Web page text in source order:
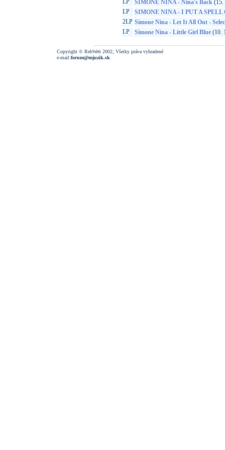
LP SIMONE NINA - Nina's Back (15.
LP
SIMONE NINA - I PUT A SPELL
2LP Simone Nina - Let It All Out -
LP
Simone Nina - Little Girl Blue (10.
Copyright © RebWeb 2002; Všetky práva vyhradené
e-mail:forum@mjuzik.sk